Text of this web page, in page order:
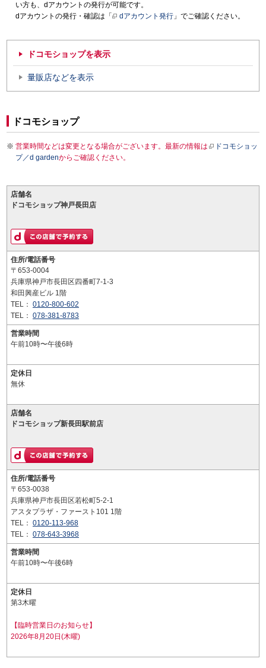
い方も、dアカウントの発行が可能です。
dアカウントの発行・確認は「
dアカウント発行 」でご確認ください。
ドコモショップを表示
量販店などを表示
ドコモショップ
営業時間などは変更となる場合がございます。最新の情報は
ドコモショッ
プ／d gardenからご確認ください。
店舗名
ドコモショップ神戸長田店
住所/電話番号
〒653-0004
兵庫県神戸市長田区四番町7-1-3
和田興産ビル 1階
TEL： 0120-800-602
TEL： 078-381-8783
営業時間
午前10時〜午後6時
定休日
無休
店舗名
ドコモショップ新長田駅前店
住所/電話番号
〒653-0038
兵庫県神戸市長田区若松町5-2-1
アスタプラザ・ファースト101 1階
TEL： 0120-113-968
TEL： 078-643-3968
営業時間
午前10時〜午後6時
定休日
第3木曜
【臨時営業日のお知らせ】
2026年8月20日(木曜)